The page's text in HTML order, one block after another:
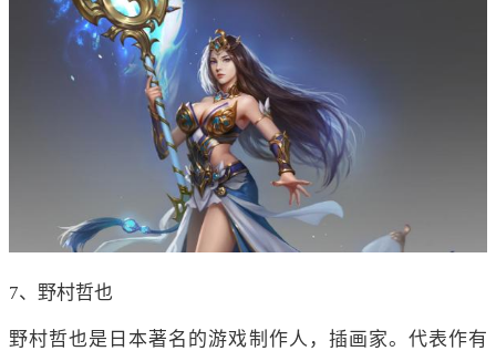
7、野村哲也
野村哲也是日本著名的游戏制作人，插画家。代表作有